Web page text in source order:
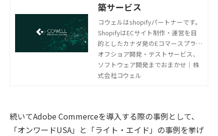
築サービス
コウェルはshopifyパートナーです。
ShopifyはECサイト制作・運営を目
的としたカナダ発のEコマースプラッ
トフォームです。全世界175カ国、17
0万以上のストアで利用されていま
す。デザイン性が高くシンプルで多
チしたプラットフォームといえま
す。
オフショア開発・テストサービス、
ソフトウェア開発までおまかせ｜株
式会社コウェル
続いてAdobe Commerceを導入する際の事例として、
「オンワードUSA」と「ライト・エイド」の事例を挙げ